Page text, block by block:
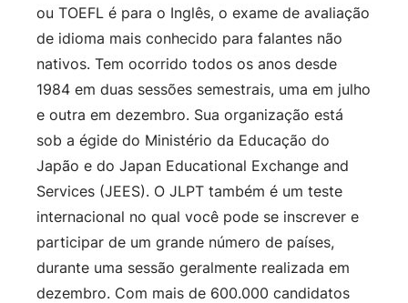
ou TOEFL é para o Inglês, o exame de avaliação
de idioma mais conhecido para falantes não
nativos. Tem ocorrido todos os anos desde
1984 em duas sessões semestrais, uma em julho
e outra em dezembro. Sua organização está
sob a égide do Ministério da Educação do
Japão e do Japan Educational Exchange and
Services (JEES). O JLPT também é um teste
internacional no qual você pode se inscrever e
participar de um grande número de países,
durante uma sessão geralmente realizada em
dezembro. Com mais de 600.000 candidatos